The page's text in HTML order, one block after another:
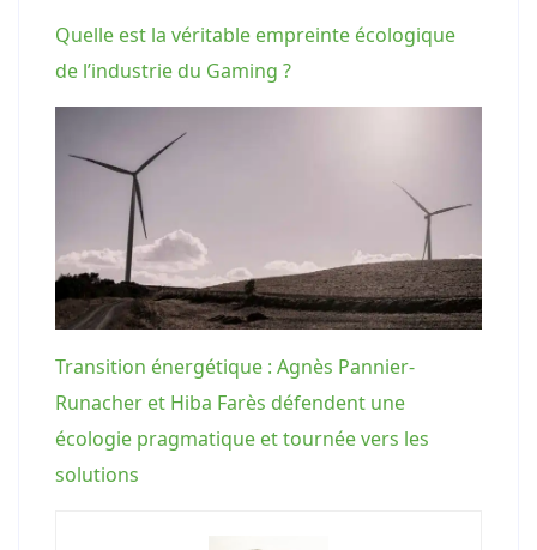
Quelle est la véritable empreinte écologique
de l’industrie du Gaming ?
Transition énergétique : Agnès Pannier-
Runacher et Hiba Farès défendent une
écologie pragmatique et tournée vers les
solutions